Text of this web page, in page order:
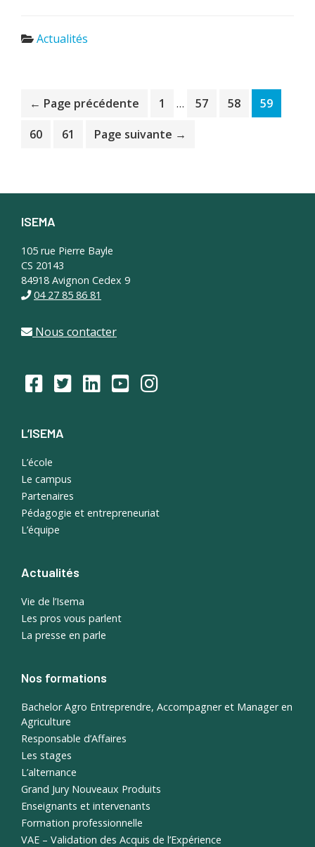
Actualités
← Page précédente Page
1
Pages
… Page
57 Page
58 Page
59
Page
60 Page
61 Page suivante →
Footer
ISEMA
105 rue Pierre Bayle
CS 20143
84918 Avignon Cedex 9
04 27 85 86 81
Nous contacter
L’ISEMA
L’école
Le campus
Partenaires
Pédagogie et entrepreneuriat
L’équipe
Actualités
Vie de l’Isema
Les pros vous parlent
La presse en parle
Nos formations
Bachelor Agro Entreprendre, Accompagner et Manager en
Agriculture
Responsable d’Affaires
Les stages
L’alternance
Grand Jury Nouveaux Produits
Enseignants et intervenants
Formation professionnelle
VAE – Validation des Acquis de l’Expérience